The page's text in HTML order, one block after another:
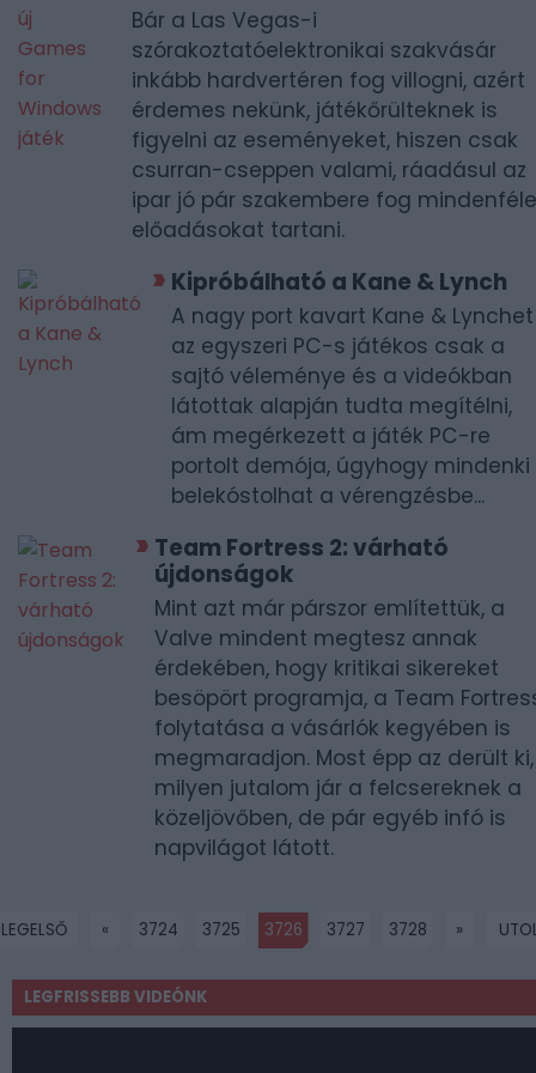
Bár a Las Vegas-i
szórakoztatóelektronikai szakvásár
inkább hardvertéren fog villogni, azért
érdemes nekünk, játékőrülteknek is
figyelni az eseményeket, hiszen csak
csurran-cseppen valami, ráadásul az
ipar jó pár szakembere fog mindenféle
előadásokat tartani.
Kipróbálható a Kane & Lynch
A nagy port kavart Kane & Lynchet
az egyszeri PC-s játékos csak a
sajtó véleménye és a videókban
látottak alapján tudta megítélni,
ám megérkezett a játék PC-re
portolt demója, úgyhogy mindenki
belekóstolhat a vérengzésbe...
Team Fortress 2: várható
újdonságok
Mint azt már párszor említettük, a
Valve mindent megtesz annak
érdekében, hogy kritikai sikereket
besöpört programja, a Team
folytatása a vásárlók kegyében is
megmaradjon. Most épp az derült ki,
milyen jutalom jár a felcsereknek a
közeljövőben, de pár egyéb infó is
napvilágot látott.
LEGELSŐ « 3724 3725 3726 3727 3728 »
LEGFRISSEBB VIDEÓNK